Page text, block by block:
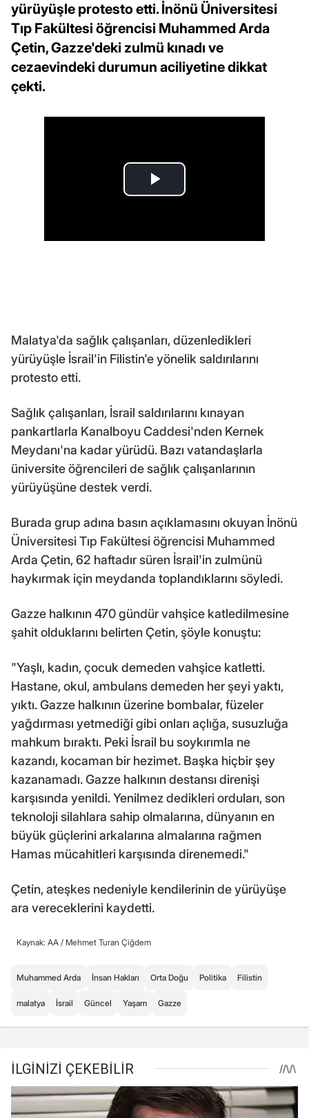
yürüyüşle protesto etti. İnönü Üniversitesi
Tıp Fakültesi öğrencisi Muhammed Arda
Çetin, Gazze'deki zulmü kınadı ve
cezaevindeki durumun aciliyetine dikkat
çekti.
Malatya'da sağlık çalışanları, düzenledikleri
yürüyüşle İsrail'in Filistin'e yönelik saldırılarını
protesto etti.
Sağlık çalışanları, İsrail saldırılarını kınayan
pankartlarla Kanalboyu Caddesi'nden Kernek
Meydanı'na kadar yürüdü. Bazı vatandaşlarla
üniversite öğrencileri de sağlık çalışanlarının
yürüyüşüne destek verdi.
Burada grup adına basın açıklamasını okuyan İnönü
Üniversitesi Tıp Fakültesi öğrencisi Muhammed
Arda Çetin, 62 haftadır süren İsrail'in zulmünü
haykırmak için meydanda toplandıklarını söyledi.
Gazze halkının 470 gündür vahşice katledilmesine
şahit olduklarını belirten Çetin, şöyle konuştu:
"Yaşlı, kadın, çocuk demeden vahşice katletti.
Hastane, okul, ambulans demeden her şeyi yaktı,
yıktı. Gazze halkının üzerine bombalar, füzeler
yağdırması yetmediği gibi onları açlığa, susuzluğa
mahkum bıraktı. Peki İsrail bu soykırımla ne
kazandı, kocaman bir hezimet. Başka hiçbir şey
kazanamadı. Gazze halkının destansı direnişi
karşısında yenildi. Yenilmez dedikleri orduları, son
teknoloji silahlara sahip olmalarına, dünyanın en
büyük güçlerini arkalarına almalarına rağmen
Hamas mücahitleri karşısında direnemedi."
Çetin, ateşkes nedeniyle kendilerinin de yürüyüşe
ara vereceklerini kaydetti.
Kaynak: AA / Mehmet Turan Çiğdem
Muhammed Arda İnsan Hakları Orta Doğu Politika Filistin
malatya İsrail Güncel Yaşam Gazze